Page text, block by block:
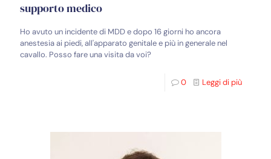
supporto medico
Ho avuto un incidente di MDD e dopo 16 giorni ho ancora
anestesia ai piedi, all'apparato genitale e più in generale nel
cavallo. Posso fare una visita da voi?
0 Leggi di più